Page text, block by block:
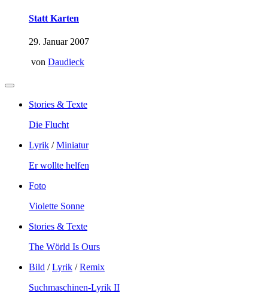
Statt Karten
29. Januar 2007
von Daudieck
Stories & Texte
Die Flucht
Lyrik /Miniatur
Er wollte helfen
Foto
Violette Sonne
Stories & Texte
The Wörld Is Ours
Bild /Lyrik /Remix
Suchmaschinen-Lyrik II